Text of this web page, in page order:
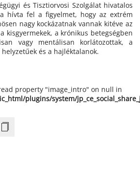
és Tisztiorvosi Szolgálat hivatalos
hívta fel a figyelmet, hogy az extrém
nagy kockázatnak vannak kitéve az
kisgyermekek, a krónikus betegségben
vagy mentálisan korlátozottak, a
és a hajléktalanok.
property "image_intro" on null in
plugins/system/